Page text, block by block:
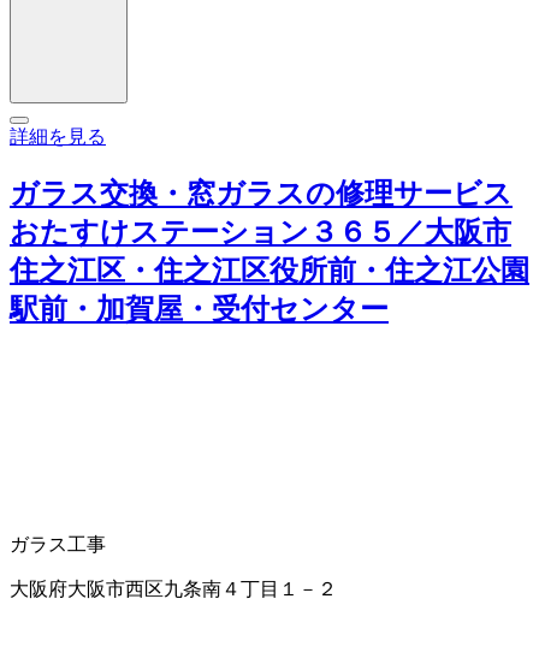
詳細を見る
ガラス交換・窓ガラスの修理サービス
おたすけステーション３６５／大阪市
住之江区・住之江区役所前・住之江公園
駅前・加賀屋・受付センター
ガラス工事
大阪府大阪市西区九条南４丁目１－２